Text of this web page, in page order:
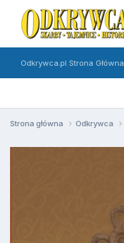
Odkrywca.pl Strona Główna
Strona główna Odkrywca